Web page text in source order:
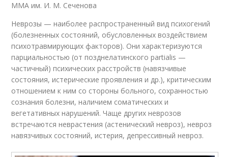
ММА им. И. М. Сеченова
Неврозы — наиболее распространенный вид психогений
(болезненных состояний, обусловленных воздействием
психотравмирующих факторов). Они характеризуются
парциальностью (от позднелатинского partialis —
частичный) психических расстройств (навязчивые
состояния, истерические проявления и др.), критическим
отношением к ним со стороны больного, сохранностью
сознания болезни, наличием соматических и
вегетативных нарушений. Чаще других неврозов
встречаются неврастения (астенический невроз), невроз
навязчивых состояний, истерия, депрессивный невроз.